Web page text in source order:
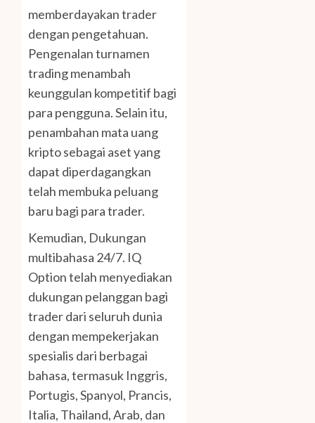
memberdayakan trader
dengan pengetahuan.
Pengenalan turnamen
trading menambah
keunggulan kompetitif bagi
para pengguna. Selain itu,
penambahan mata uang
kripto sebagai aset yang
dapat diperdagangkan
telah membuka peluang
baru bagi para trader.
Kemudian, Dukungan
multibahasa 24/7. IQ
Option telah menyediakan
dukungan pelanggan bagi
trader dari seluruh dunia
dengan mempekerjakan
spesialis dari berbagai
bahasa, termasuk Inggris,
Portugis, Spanyol, Prancis,
Italia, Thailand, Arab, dan